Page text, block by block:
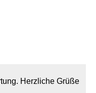
Herzliche Grüße